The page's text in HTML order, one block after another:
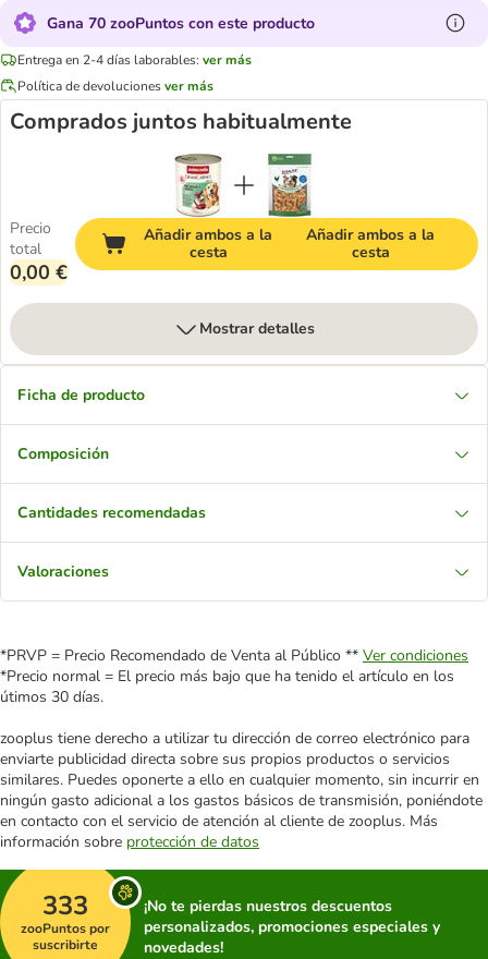
Gana 70 zooPuntos con este producto
Entrega en 2-4 días laborables: ver más
Política de devolucionesver más
Comprados juntos habitualmente
Precio
total
0,00 €
Añadir ambos a la
cesta
Añadir ambos a la
cesta
Mostrar detalles
Ficha de producto
Composición
Cantidades recomendadas
Valoraciones
*PRVP = Precio Recomendado de Venta al Público ** Ver condiciones
*Precio normal = El precio más bajo que ha tenido el artículo en los
útimos 30 días.
zooplus tiene derecho a utilizar tu dirección de correo electrónico para
enviarte publicidad directa sobre sus propios productos o servicios
similares. Puedes oponerte a ello en cualquier momento, sin incurrir en
ningún gasto adicional a los gastos básicos de transmisión, poniéndote
en contacto con el servicio de atención al cliente de zooplus. Más
información sobre protección de datos
333
zooPuntos por
suscribirte
¡No te pierdas nuestros descuentos
personalizados, promociones especiales y
novedades!